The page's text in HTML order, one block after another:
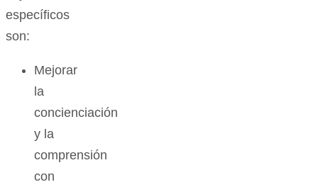
específicos
son:
Mejorar
la
concienciación
y la
comprensión
con